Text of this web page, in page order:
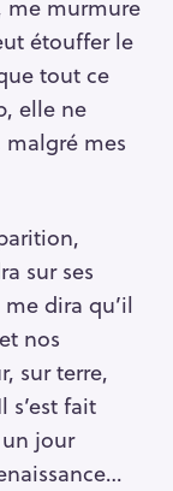
me murmure
étouffer le
tout ce
elle ne
malgré mes
sur ses
dira qu’il
nos
sur terre,
s’est fait
jour